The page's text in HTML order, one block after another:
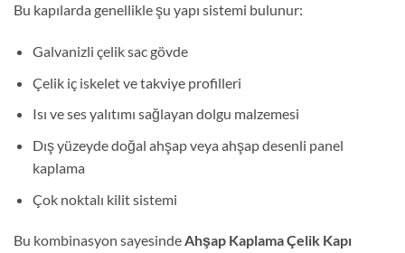
Bu kapılarda genellikle şu yapı sistemi bulunur:
Galvanizli çelik sac gövde
Çelik iç iskelet ve takviye profilleri
Isı ve ses yalıtımı sağlayan dolgu malzemesi
Dış yüzeyde doğal ahşap veya ahşap desenli panel
kaplama
Çok noktalı kilit sistemi
Bu kombinasyon sayesindeAhşap Kaplama Çelik Kapı